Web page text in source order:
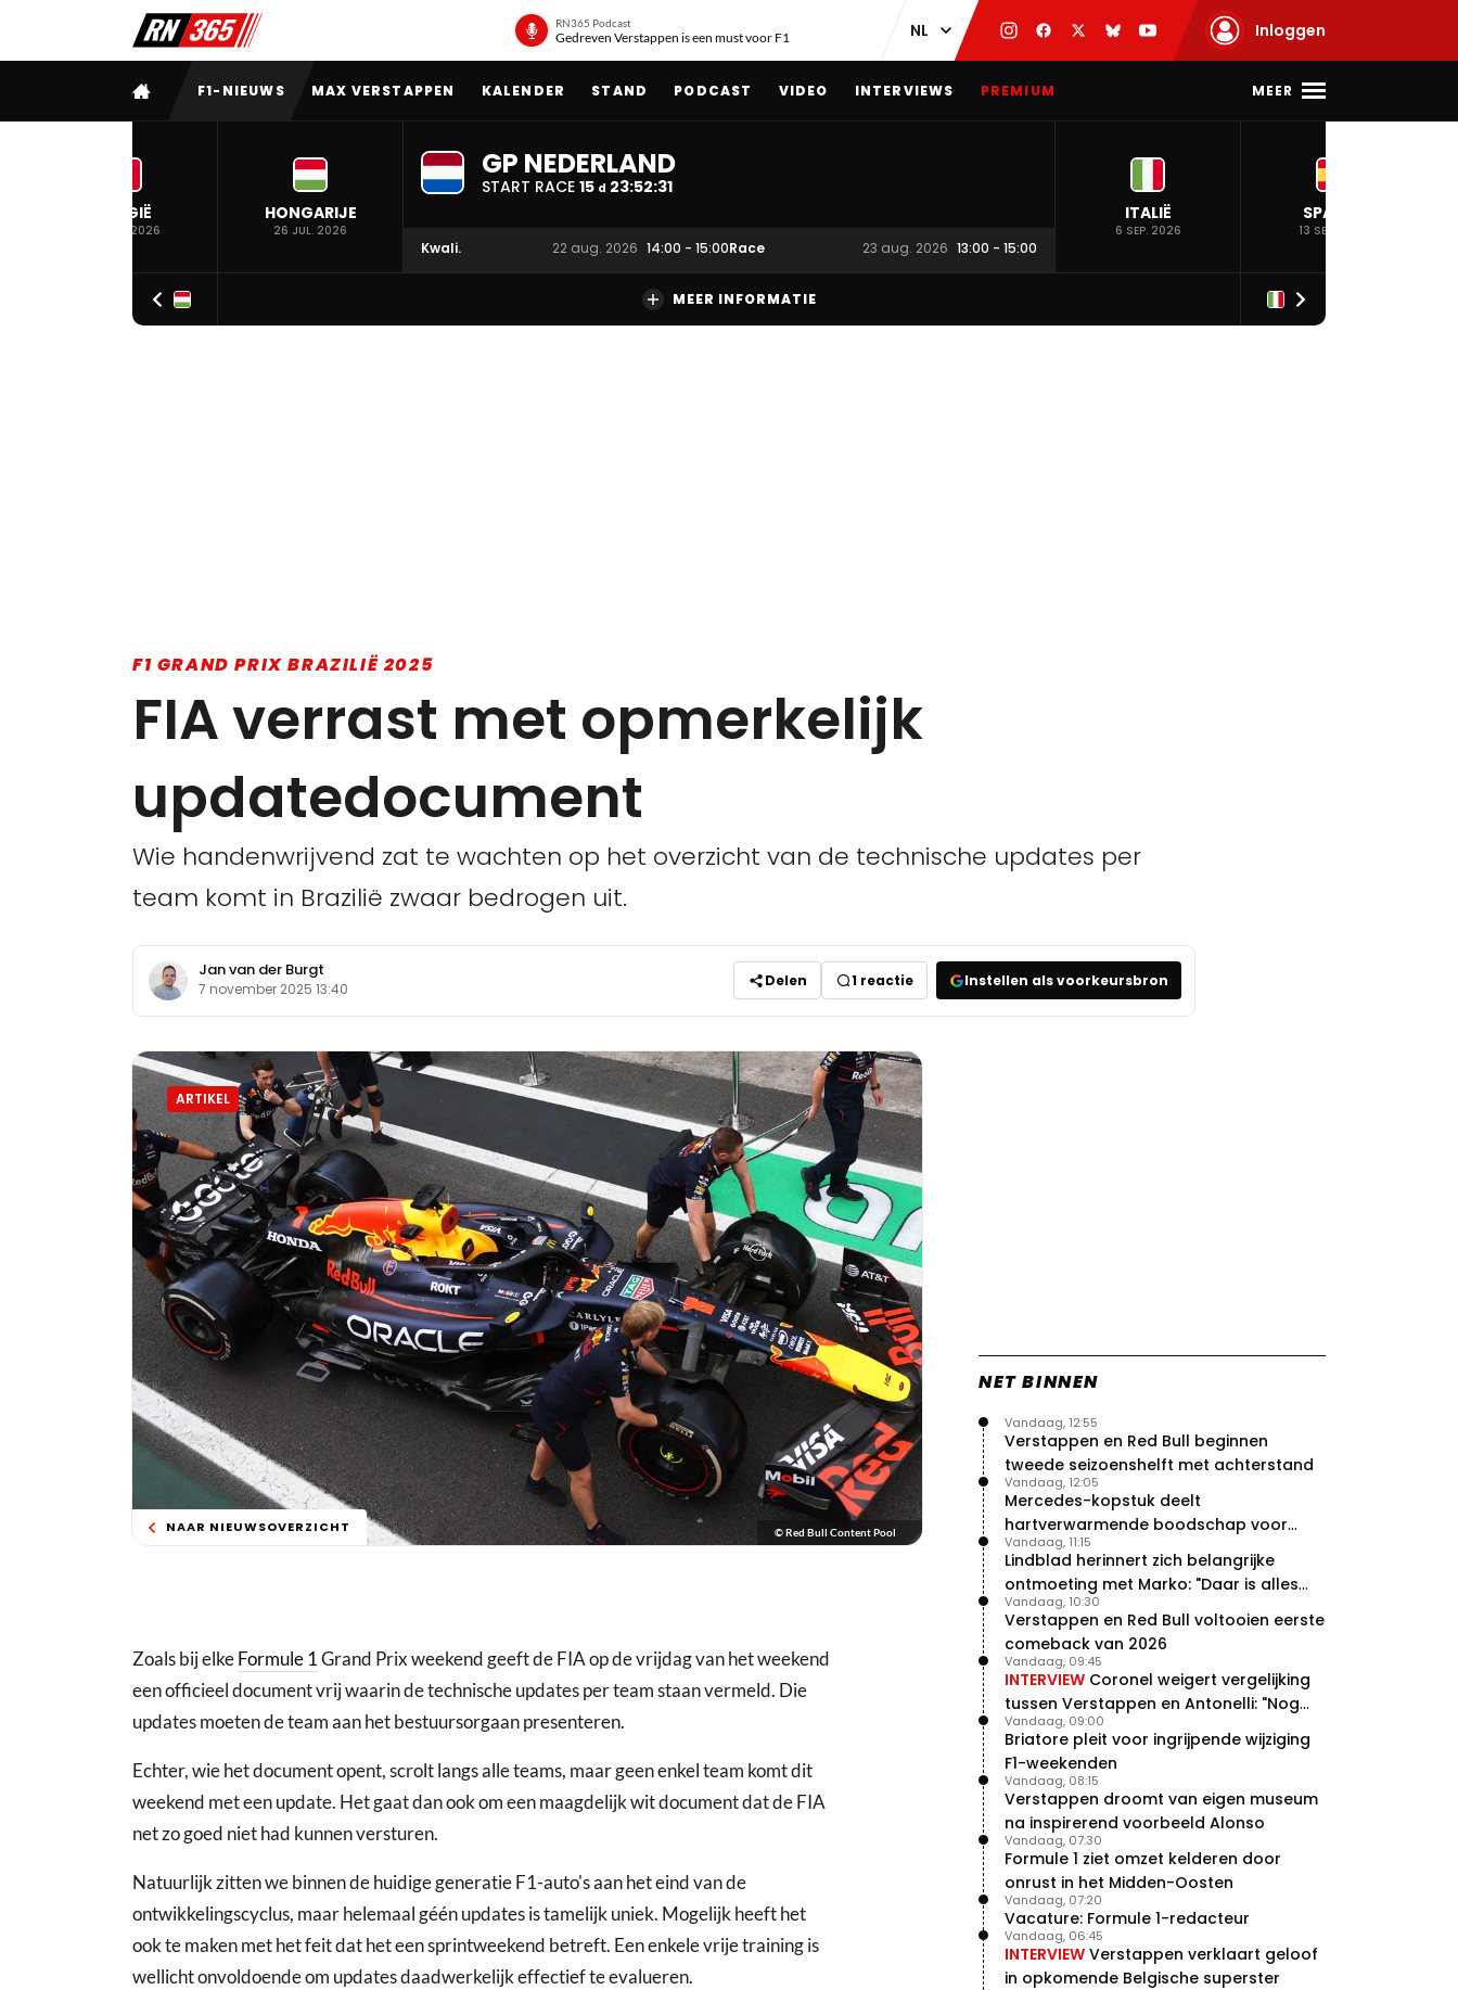
RN365 Podcast
Gedreven Verstappen is een must voor F1 Inloggen
VOLLEDIG MENU
F1-NIEUWS MAX VERSTAPPEN KALENDER STAND PODCAST VIDEO INTERVIEWS PREMIUM MEER
BELGIË
19 JUL. 2026
HONGARIJE
26 JUL. 2026
GP NEDERLAND
START RACE 15 d 23:52:30
Kwali. 22 aug. 2026 14:00 - 15:00Race 23 aug. 2026 13:00 - 15:00
ITALIË
6 SEP. 2026
SPANJE
13 SEP. 2026
MEER INFORMATIE
F1 GRAND PRIX BRAZILIË 2025
FIA verrast met opmerkelijk
updatedocument
Wie handenwrijvend zat te wachten op het overzicht van de technische updates per
team komt in Brazilië zwaar bedrogen uit.
Jan van der Burgt
7 november 2025 13:40 Delen 1 reactie Instellen als voorkeursbron
ARTIKEL
NAAR NIEUWSOVERZICHT © Red Bull Content Pool
Zoals bij elkeFormule 1Grand Prix weekend geeft de FIA op de vrijdag van het weekend
een officieel document vrij waarin de technische updates per team staan vermeld. Die
updates moeten de team aan het bestuursorgaan presenteren.
Echter, wie het document opent, scrolt langs alle teams, maar geen enkel team komt dit
weekend met een update. Het gaat dan ook om een maagdelijk wit document dat de FIA
net zo goed niet had kunnen versturen.
Natuurlijk zitten we binnen de huidige generatie F1-auto's aan het eind van de
ontwikkelingscyclus, maar helemaal géén updates is tamelijk uniek. Mogelijk heeft het
ook te maken met het feit dat het een sprintweekend betreft. Een enkele vrije training is
wellicht onvoldoende om updates daadwerkelijk effectief te evalueren.
NET BINNEN
Verstappen en Red Bull beginnen
tweede seizoenshelft met achterstand
Vandaag, 12:55
Mercedes-kopstuk deelt
hartverwarmende boodschap voor
overstap naar Red Bull
Vandaag, 12:05
Lindblad herinnert zich belangrijke
ontmoeting met Marko: "Daar is alles
echt begonnen"
Vandaag, 11:15
Verstappen en Red Bull voltooien eerste
comeback van 2026
Vandaag, 10:30
INTERVIEW Coronel weigert vergelijking
tussen Verstappen en Antonelli: "Nog
niet dat niveau"
Vandaag, 09:45
Briatore pleit voor ingrijpende wijziging
F1-weekenden
Vandaag, 09:00
Verstappen droomt van eigen museum
na inspirerend voorbeeld Alonso
Vandaag, 08:15
Formule 1 ziet omzet kelderen door
onrust in het Midden-Oosten
Vandaag, 07:30
Vacature: Formule 1-redacteur
Vandaag, 07:20
INTERVIEW Verstappen verklaart geloof
in opkomende Belgische superster
Vandaag, 06:45